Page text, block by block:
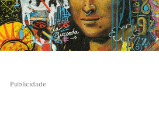
Publicidade